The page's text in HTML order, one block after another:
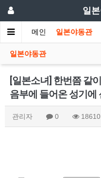
일
메인 일본야동관
일본야동관
[일본소녀] 한번쯤 같
음부에 들어온 성기에
관리자 0 18610